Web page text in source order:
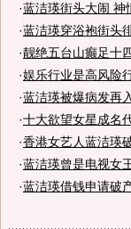
·蓝洁瑛街头大闹 神
·蓝洁瑛穿浴袍街头
·靓绝五台山癫足十
·娱乐行业是高风险
·蓝洁瑛被爆病发再
·十大欲望女星成名
·香港女艺人蓝洁瑛
·蓝洁瑛曾是电视女
·蓝洁瑛借钱申请破